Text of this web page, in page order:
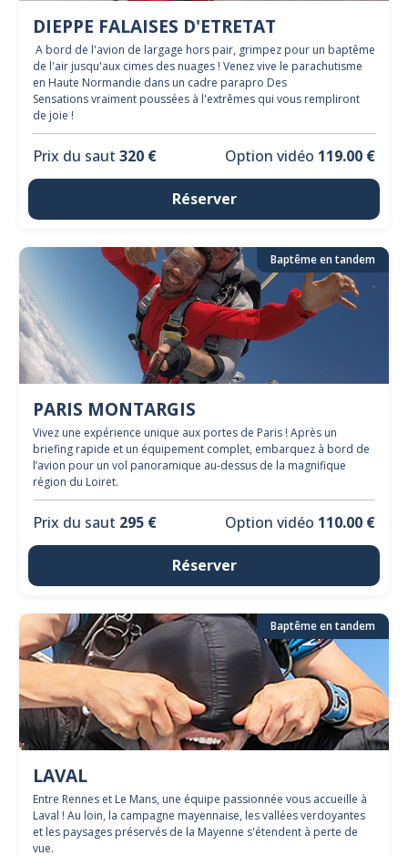
DIEPPE FALAISES D'ETRETAT
A bord de l'avion de largage hors pair, grimpez pour un baptême
de l'air jusqu'aux cimes des nuages ! Venez vive le parachutisme
en Haute Normandie dans un cadre parapro Des
Sensations vraiment poussées à l'extrêmes qui vous rempliront
de joie !
Prix du saut 320 € Option vidéo 119.00 €
Réserver
Baptême en tandem
PARIS MONTARGIS
Vivez une expérience unique aux portes de Paris ! Après un
briefing rapide et un équipement complet, embarquez à bord de
l’avion pour un vol panoramique au-dessus de la magnifique
région du Loiret.
Prix du saut 295 € Option vidéo 110.00 €
Réserver
Baptême en tandem
LAVAL
Entre Rennes et Le Mans, une équipe passionnée vous accueille à
Laval ! Au loin, la campagne mayennaise, les vallées verdoyantes
et les paysages préservés de la Mayenne s'étendent à perte de
vue.